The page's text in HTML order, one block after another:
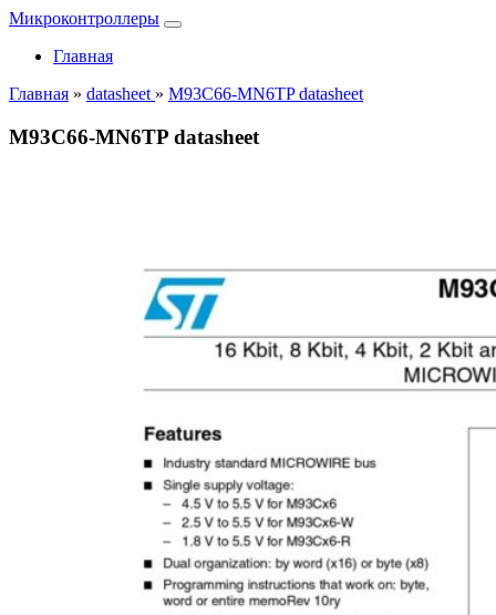
Микроконтроллеры
Главная
Главная » datasheet » M93C66-MN6TP datasheet
M93C66-MN6TP datasheet